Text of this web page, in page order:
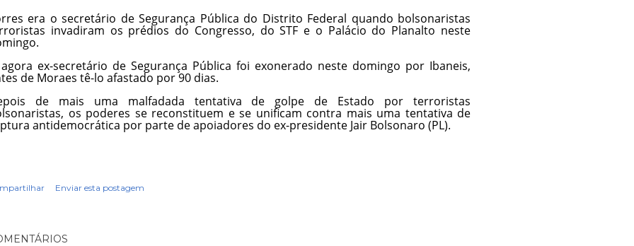
era o secretário de Segurança Pública do Distrito Federal quando bolsonaristas
invadiram os prédios do Congresso, do STF e o Palácio do Planalto neste
ex-secretário de Segurança Pública foi exonerado neste domingo por Ibaneis,
de Moraes tê-lo afastado por 90 dias.
de mais uma malfadada tentativa de golpe de Estado por terroristas
os poderes se reconstituem e se unificam contra mais uma tentativa de
antidemocrática por parte de apoiadores do ex-presidente Jair Bolsonaro (PL).
Enviar esta postagem